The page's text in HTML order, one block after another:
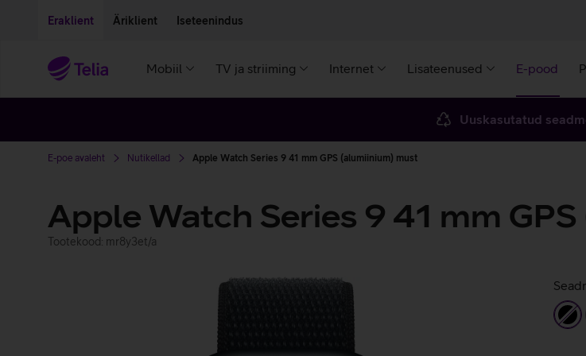
Eraklient Äriklient Iseteenindus
Mobiil TV ja striiming Internet Lisateenused E-pood
Uuskasutatud
E-poe avaleht Nutikellad Apple Watch Series 9 41 mm GPS (alumiinium) must
Apple Watch Series 9 41 mm
Tootekood: mr8y3et/a